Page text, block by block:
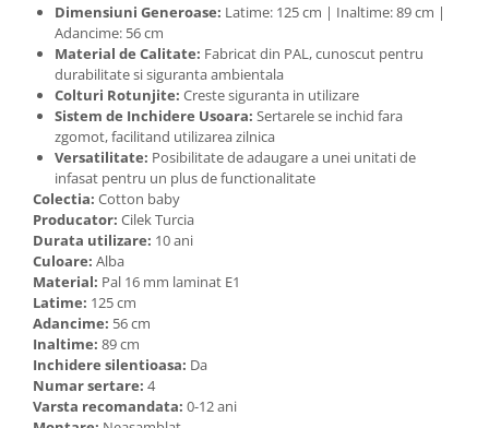
Dimensiuni Generoase: Latime: 125 cm | Inaltime: 89 cm |
Adancime: 56 cm
Material de Calitate: Fabricat din PAL, cunoscut pentru
durabilitate si siguranta ambientala
Colturi Rotunjite: Creste siguranta in utilizare
Sistem de Inchidere Usoara: Sertarele se inchid fara
zgomot, facilitand utilizarea zilnica
Versatilitate: Posibilitate de adaugare a unei unitati de
infasat pentru un plus de functionalitate
Colectia: Cotton baby
Producator: Cilek Turcia
Durata utilizare: 10 ani
Culoare: Alba
Material: Pal 16 mm laminat E1
Latime: 125 cm
Adancime: 56 cm
Inaltime: 89 cm
Inchidere silentioasa: Da
Numar sertare: 4
Varsta recomandata: 0-12 ani